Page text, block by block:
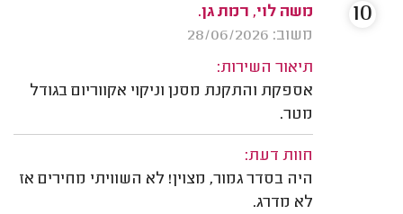
משה לוי, רמת גן.
משוב: 28/06/2026
תיאור השירות:
אספקת והתקנת מסנן וניקוי אקווריום בגודל
מטר.
חוות דעת:
היה בסדר גמור, מצוין! לא השוויתי מחירים אז
לא מדרג.
10